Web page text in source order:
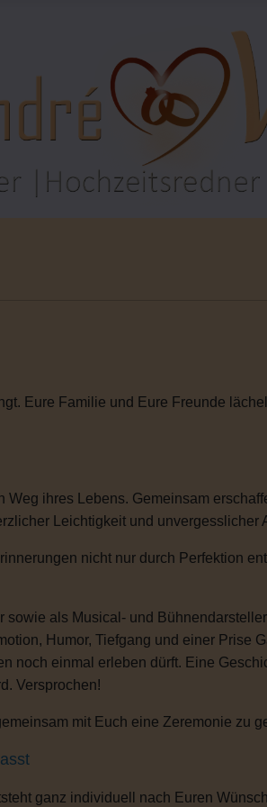
Eure Familie und Eure Freunde
ihres Lebens. Gemeinsam
Leichtigkeit und unvergesslicher
nicht nur durch Perfektion
als Musical- und
Humor, Tiefgang und einer Prise
noch einmal erleben dürft. Eine
Versprochen!
mit Euch eine Zeremonie zu
ganz individuell nach Euren